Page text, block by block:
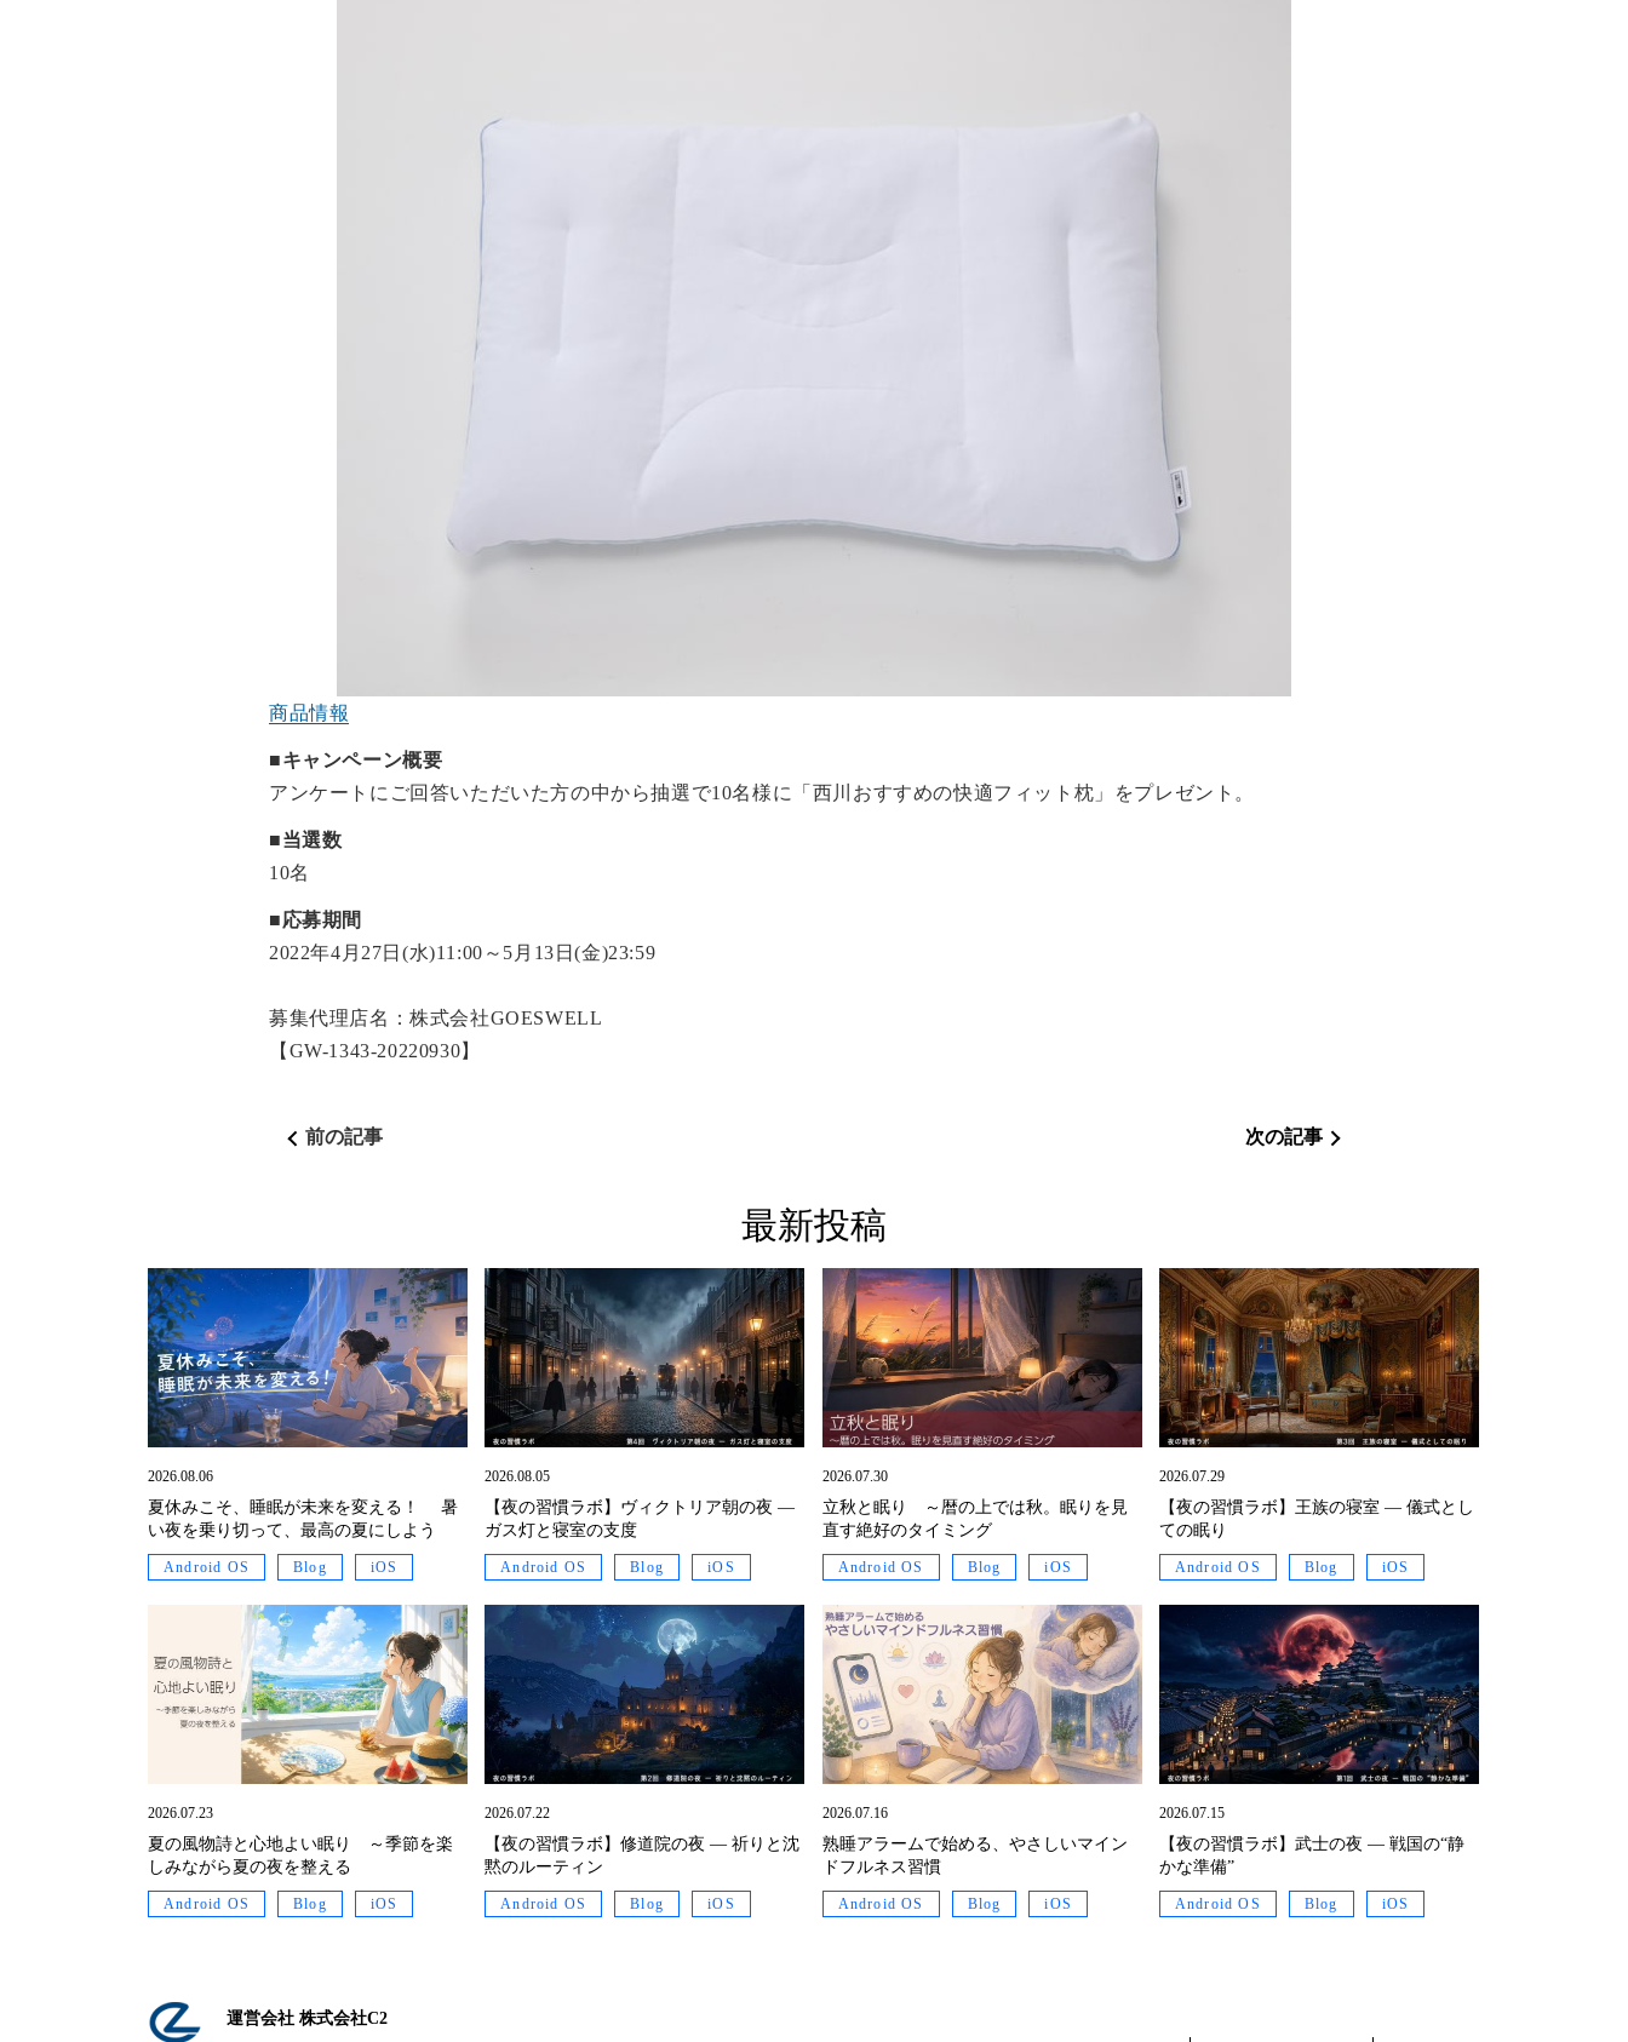
商品情報
■キャンペーン概要
アンケートにご回答いただいた方の中から抽選で10名様に「西川おすすめの快適フィット枕」をプレゼント。
■当選数
10名
■応募期間
2022年4月27日(水)11:00～5月13日(金)23:59
募集代理店名：株式会社GOESWELL
【GW-1343-20220930】
前の記事 次の記事
最新投稿
2026.08.06
夏休みこそ、睡眠が未来を変える！ 暑
い夜を乗り切って、最高の夏にしよう
Android OS Blog iOS
2026.08.05
【夜の習慣ラボ】ヴィクトリア朝の夜 ―
ガス灯と寝室の支度
Android OS Blog iOS
2026.07.30
立秋と眠り ～暦の上では秋。眠りを見
直す絶好のタイミング
Android OS Blog iOS
2026.07.29
【夜の習慣ラボ】王族の寝室 ― 儀式とし
ての眠り
Android OS Blog iOS
2026.07.23
夏の風物詩と心地よい眠り ～季節を楽
しみながら夏の夜を整える
Android OS Blog iOS
2026.07.22
【夜の習慣ラボ】修道院の夜 ― 祈りと沈
黙のルーティン
Android OS Blog iOS
2026.07.16
熟睡アラームで始める、やさしいマイン
ドフルネス習慣
Android OS Blog iOS
2026.07.15
【夜の習慣ラボ】武士の夜 ― 戦国の“静
かな準備”
Android OS Blog iOS
運営会社 株式会社C2